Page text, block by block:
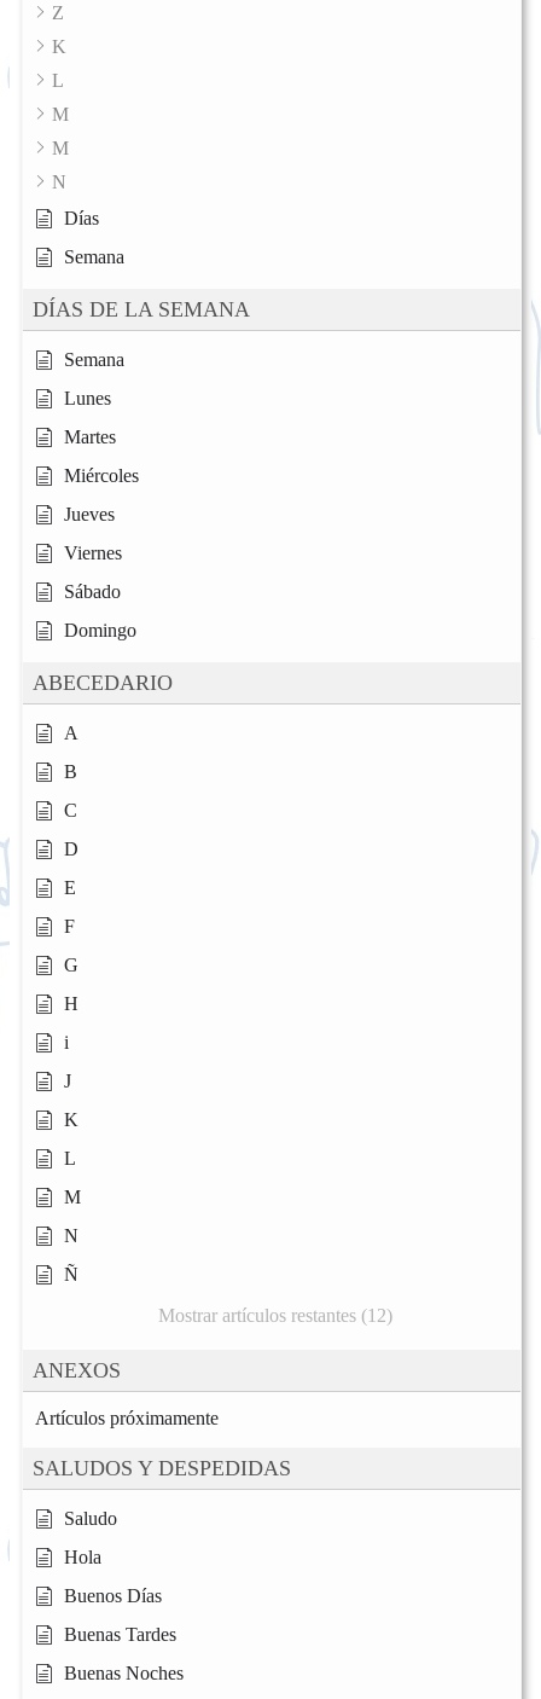
Z
K
L
M
M
N
Días
Semana
DÍAS DE LA SEMANA
Semana
Lunes
Martes
Miércoles
Jueves
Viernes
Sábado
Domingo
ABECEDARIO
A
B
C
D
E
F
G
H
i
J
K
L
M
N
Ñ
Mostrar artículos restantes (12)
ANEXOS
Artículos próximamente
SALUDOS Y DESPEDIDAS
Saludo
Hola
Buenos Días
Buenas Tardes
Buenas Noches